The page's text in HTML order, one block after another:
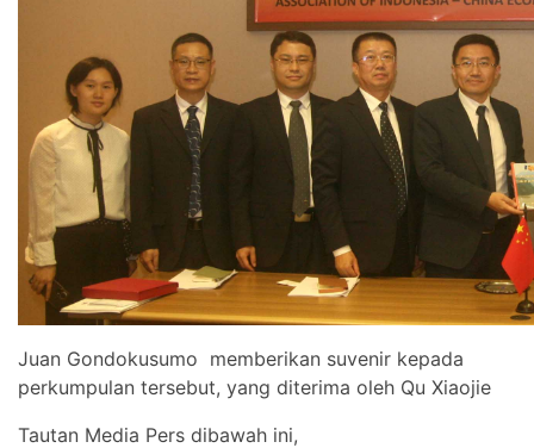
Juan Gondokusumo memberikan suvenir kepada
perkumpulan tersebut, yang diterima oleh Qu Xiaojie
Tautan Media Pers dibawah ini,